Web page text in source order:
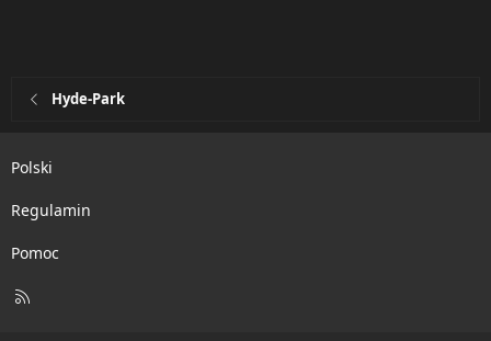
Hyde-Park
Polski
Regulamin
Pomoc
R